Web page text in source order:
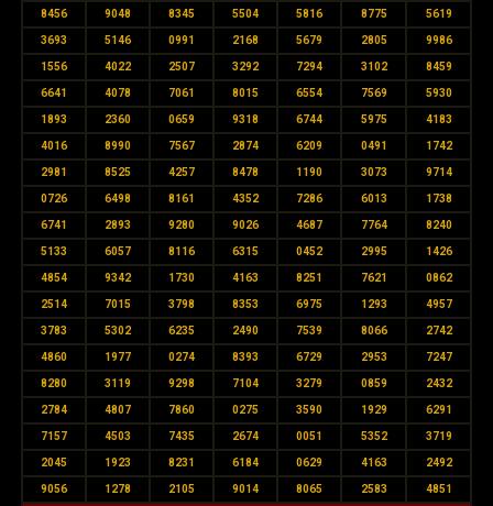
8456 9048 8345 5504 5816 8775 5619
3693 5146 0991 2168 5679 2805 9986
1556 4022 2507 3292 7294 3102 8459
6641 4078 7061 8015 6554 7569 5930
1893 2360 0659 9318 6744 5975 4183
4016 8990 7567 2874 6209 0491 1742
2981 8525 4257 8478 1190 3073 9714
0726 6498 8161 4352 7286 6013 1738
6741 2893 9280 9026 4687 7764 8240
5133 6057 8116 6315 0452 2995 1426
4854 9342 1730 4163 8251 7621 0862
2514 7015 3798 8353 6975 1293 4957
3783 5302 6235 2490 7539 8066 2742
4860 1977 0274 8393 6729 2953 7247
8280 3119 9298 7104 3279 0859 2432
2784 4807 7860 0275 3590 1929 6291
7157 4503 7435 2674 0051 5352 3719
2045 1923 8231 6184 0629 4163 2492
9056 1278 2105 9014 8065 2583 4851